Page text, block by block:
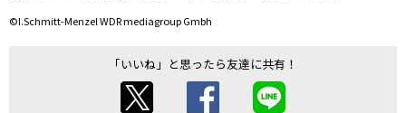
©I.Schmitt-Menzel WDR mediagroup Gmbh
「いいね」と思ったら友達に共有！